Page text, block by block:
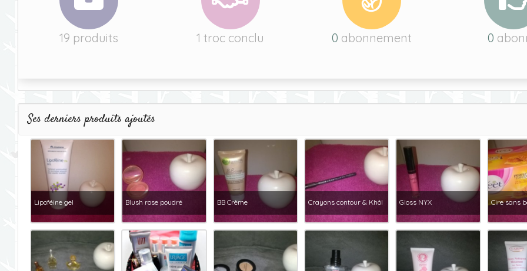
19 produits 1 troc conclu 0 abonnement 0
Ses derniers produits ajoutés
Lipoféine gel Blush rose poudré BB Crème Crayons contour & Khôl Gloss NYX Cire sans